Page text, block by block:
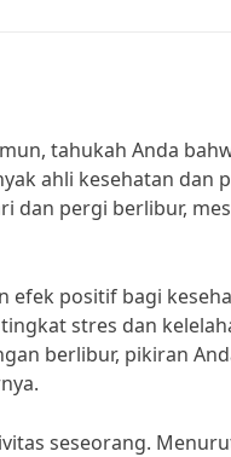
tahukah Anda
ahli kesehatan dan
dan pergi berlibur,
efek positif bagi
stres dan
berlibur, pikiran
seseorang.